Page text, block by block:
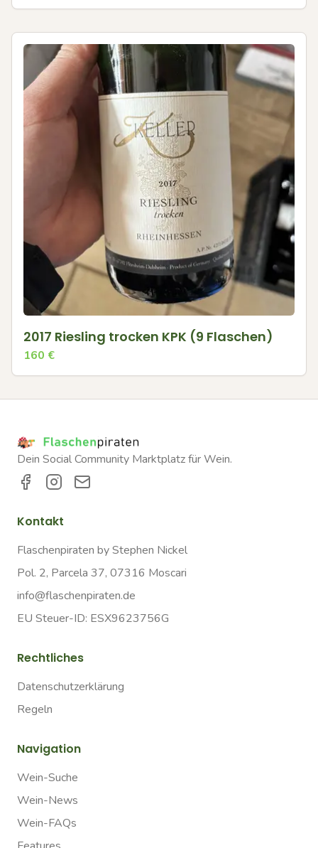
2017 Riesling trocken KPK (9 Flaschen)
160 €
Dein Social Community Marktplatz für Wein.
Kontakt
Flaschenpiraten by Stephen Nickel
Pol. 2, Parcela 37, 07316 Moscari
info@flaschenpiraten.de
EU Steuer-ID: ESX9623756G
Rechtliches
Datenschutzerklärung
Regeln
Navigation
Wein-Suche
Wein-News
Wein-FAQs